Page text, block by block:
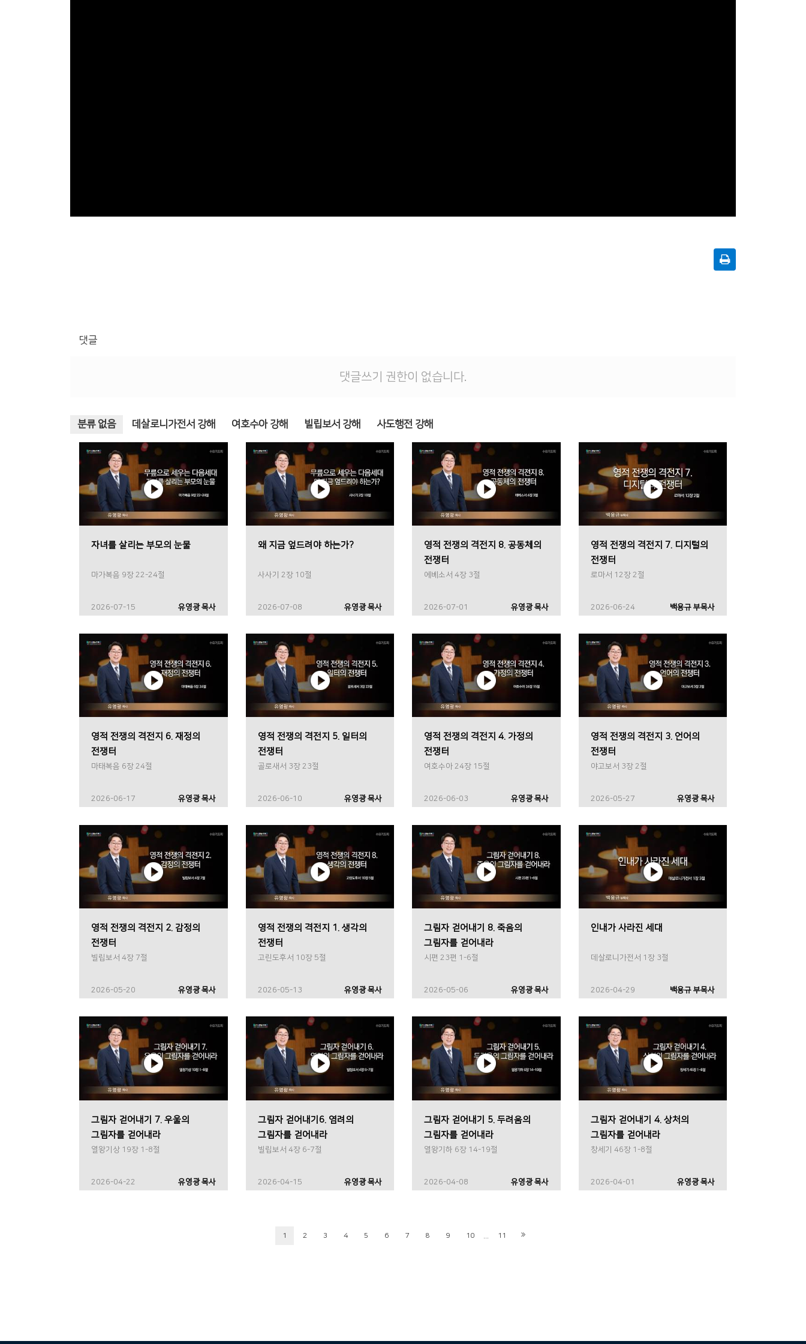
댓글
댓글쓰기 권한이 없습니다.
분류 없음 데살로니가전서 강해 여호수아 강해 빌립보서 강해 사도행전 강해
자녀를 살리는 부모의 눈물
마가복음 9장 22-24절
2026-07-15 유영광 목사
왜 지금 엎드려야 하는가?
사사기 2장 10절
2026-07-08 유영광 목사
영적 전쟁의 격전지 8. 공동체의
전쟁터
에베소서 4장 3절
2026-07-01 유영광 목사
영적 전쟁의 격전지 7. 디지털의
전쟁터
로마서 12장 2절
2026-06-24 백용규 부목사
영적 전쟁의 격전지 6. 재정의
전쟁터
마태복음 6장 24절
2026-06-17 유영광 목사
영적 전쟁의 격전지 5. 일터의
전쟁터
골로새서 3장 23절
2026-06-10 유영광 목사
영적 전쟁의 격전지 4. 가정의
전쟁터
여호수아 24장 15절
2026-06-03 유영광 목사
영적 전쟁의 격전지 3. 언어의
전쟁터
야고보서 3장 2절
2026-05-27 유영광 목사
영적 전쟁의 격전지 2. 감정의
전쟁터
빌립보서 4장 7절
2026-05-20 유영광 목사
영적 전쟁의 격전지 1. 생각의
전쟁터
고린도후서 10장 5절
2026-05-13 유영광 목사
그림자 걷어내기 8. 죽음의
그림자를 걷어내라
시편 23편 1-6절
2026-05-06 유영광 목사
인내가 사라진 세대
데살로니가전서 1장 3절
2026-04-29 백용규 부목사
그림자 걷어내기 7. 우울의
그림자를 걷어내라
열왕기상 19장 1-8절
2026-04-22 유영광 목사
그림자 걷어내기6. 염려의
그림자를 걷어내라
빌립보서 4장 6-7절
2026-04-15 유영광 목사
그림자 걷어내기 5. 두려움의
그림자를 걷어내라
열왕기하 6장 14-19절
2026-04-08 유영광 목사
그림자 걷어내기 4. 상처의
그림자를 걷어내라
창세기 46장 1-8절
2026-04-01 유영광 목사
1 2 3 4 5 6 7 8 9 10 11